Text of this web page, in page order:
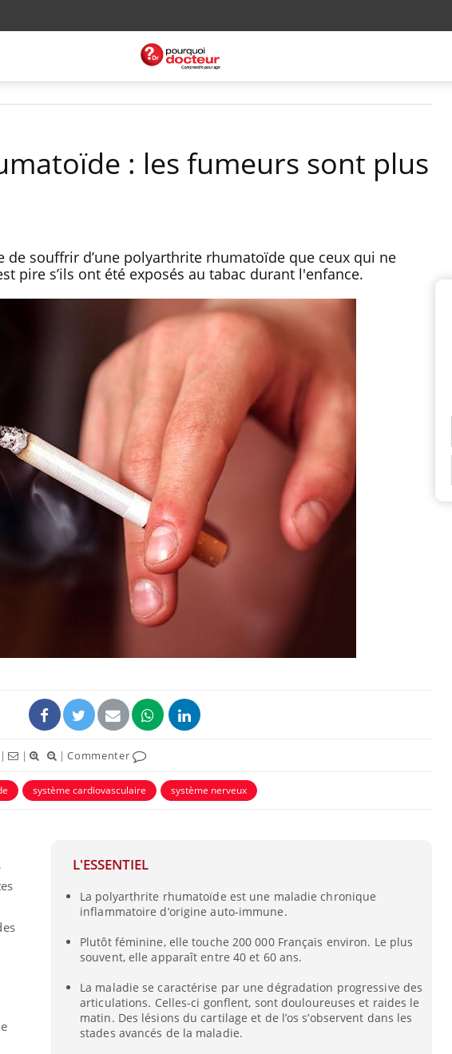
: les fumeurs sont plus
de souffrir d’une polyarthrite rhumatoïde que ceux qui ne
pire s’ils ont été exposés au tabac durant l'enfance.
| | |Commenter
système cardiovasculaire système nerveux
L'ESSENTIEL
La polyarthrite rhumatoïde est une maladie chronique
inflammatoire d’origine auto-immune.
Plutôt féminine, elle touche 200 000 Français environ. Le plus
souvent, elle apparaît entre 40 et 60 ans.
La maladie se caractérise par une dégradation progressive des
articulations. Celles-ci gonflent, sont douloureuses et raides le
matin. Des lésions du cartilage et de l’os s’observent dans les
stades avancés de la maladie.
Syndrome métabolique :
quels sont les meilleurs
exercices physiques ?
Comment éviter une otite
pendant les vacances ?
Hantavirus : un cas
détecté chez un touriste
son taux élevé en France
Grossesse à risque : ce jus
naturel attire l'attention
des chercheurs
en fer : comprendre pour
irritabilité, brouillard mental ou
alopécie… Les symptômes de la
en fer sont multiples ce qui la rend
En 2026, l'insuline dans le diabète de type 2
patients comme parfois chez les soignants.